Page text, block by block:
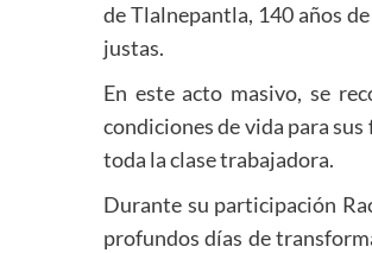
de Tlalnepantla, 140 años
justas.
En este acto masivo, se
condiciones de vida para
toda la clase trabajadora.
Durante su participación
profundos días de